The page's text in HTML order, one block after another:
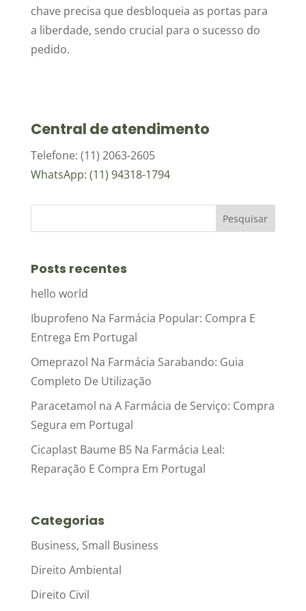
chave precisa que desbloqueia as portas para
a liberdade, sendo crucial para o sucesso do
pedido.
Central de atendimento
Telefone: (11) 2063-2605
WhatsApp: (11) 94318-1794
Posts recentes
hello world
Ibuprofeno Na Farmácia Popular: Compra E
Entrega Em Portugal
Omeprazol Na Farmácia Sarabando: Guia
Completo De Utilização
Paracetamol na A Farmácia de Serviço: Compra
Segura em Portugal
Cicaplast Baume B5 Na Farmácia Leal:
Reparação E Compra Em Portugal
Categorias
Business, Small Business
Direito Ambiental
Direito Civil